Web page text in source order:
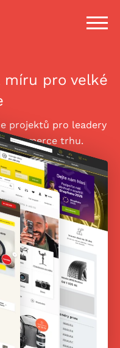
pro velké
projektů pro leadery
commercetrhu.